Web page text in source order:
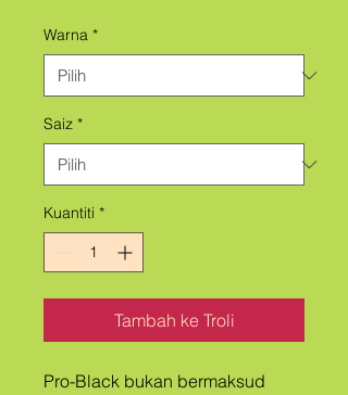
Warna *
Saiz *
Kuantiti *
Tambah ke Troli
Pro-Black bukan bermaksud